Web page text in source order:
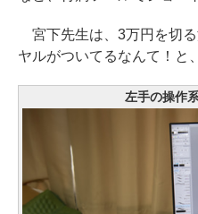
宮下先生は、3万円を切
ヤルがついてるなんて！と
左手の操作